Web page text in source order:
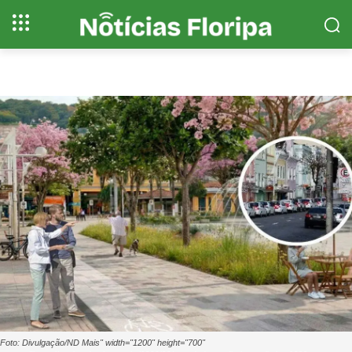
Foto: Divulgação/ND Mais" width="1200" height="700"